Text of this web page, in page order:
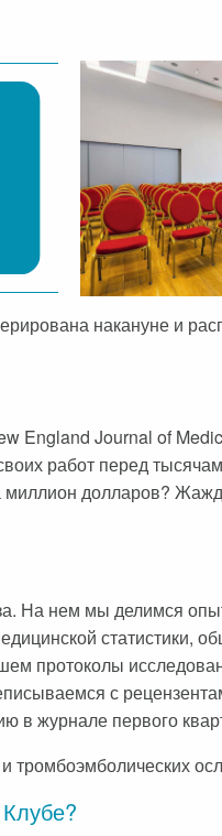
накануне и
England Journal of
работ перед
миллион долларов?
На нем мы делимся
статистики,
протоколы
с
в журнале первого
тромбоэмболических